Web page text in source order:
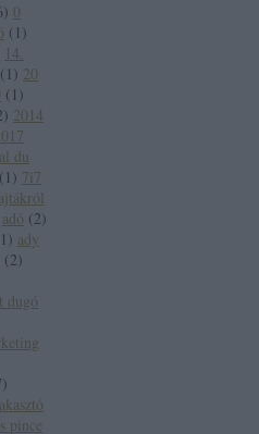
) 0
( 1 )
14.
( 1 ) 20
( 1 )
) 2014
du
( 1 ) 7i7
adó (2)
1 ) ady
(2)
dugó
)
akasztó
pince